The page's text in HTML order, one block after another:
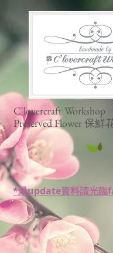
C'lovercraft Workshop
Preserved Flower 保鮮
*最update資料請光臨